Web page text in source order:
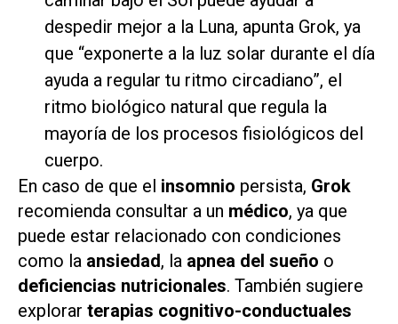
despedir mejor a la Luna, apunta Grok, ya
que “exponerte a la luz solar durante el día
ayuda a regular tu ritmo circadiano”, el
ritmo biológico natural que regula la
mayoría de los procesos fisiológicos del
cuerpo.
En caso de que el insomnio persista, Grok
recomienda consultar a un médico, ya que
puede estar relacionado con condiciones
como la ansiedad, la apnea del sueño o
deficiencias nutricionales. También sugiere
explorar terapias cognitivo-conductuales